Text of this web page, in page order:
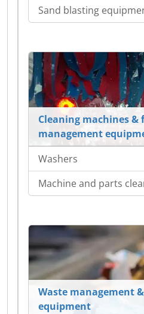
Sand blasting
Cleaning machines &
management
Washers
Machine and parts
Waste management
equipment